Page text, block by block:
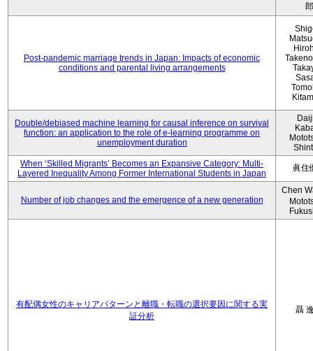
郎
Post-pandemic marriage trends in Japan: Impacts of economic
conditions and parental living arrangements
Double/debiased machine learning for causal inference on survival
function: an application to the role of e-learning programme on
unemployment duration
When ‘Skilled Migrants’ Becomes an Expansive Category: Multi-
Layered Inequality Among Former International Students in Japan
眞住
Number of job changes and the emergence of a new generation
Chen
有配偶女性のキャリアパターンと離職・転職の選択要因に関する実
証分析
聶